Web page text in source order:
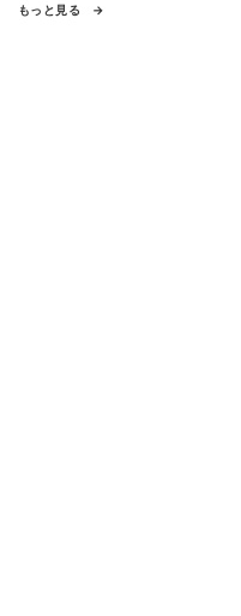
もっと見る